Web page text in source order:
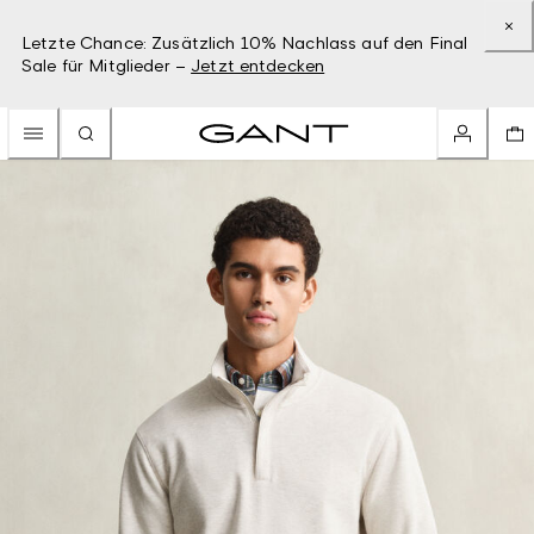
Letzte Chance: Zusätzlich 10% Nachlass auf den Final
Sale für Mitglieder – Jetzt entdecken